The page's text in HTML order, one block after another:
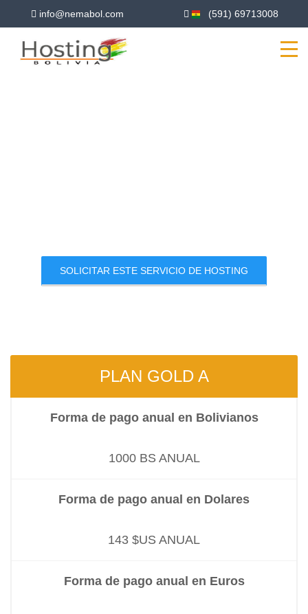
info@nemabol.com (591) 69713008
SOLICITAR ESTE SERVICIO DE HOSTING
PLAN GOLD A
Forma de pago anual en Bolivianos
1000 BS ANUAL
Forma de pago anual en Dolares
143 $US ANUAL
Forma de pago anual en Euros